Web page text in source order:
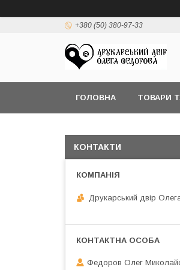
+380 (50) 380-97-33
ГОЛОВНА ТОВАРИ
КОНТАКТИ
Друкарський двір
Федоров Олег